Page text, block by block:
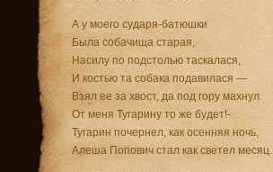
А у моего сударя-батюшки
Была собачища старая,
Насилу по подстолью таскалася,
И костью та собака подавилася —
Взял ее за хвост, да под гору махнул.
От меня Тугарину то же будет!-
Тугарин почернел, как осенняя ночь,
Алеша Попович стал как светел месяц.